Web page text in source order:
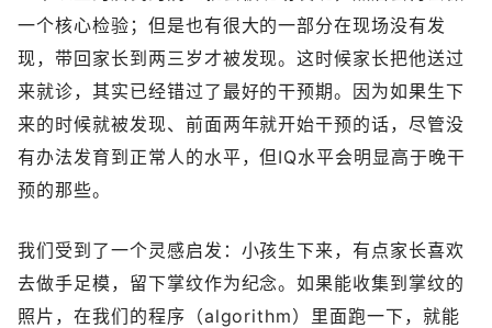
一个核心检验；但是也有很大的一部分在现场没有发
现，带回家长到两三岁才被发现。这时候家长把他送过
来就诊，其实已经错过了最好的干预期。因为如果生下
来的时候就被发现、前面两年就开始干预的话，尽管没
有办法发育到正常人的水平，但IQ水平会明显高于晚干
预的那些。
我们受到了一个灵感启发：小孩生下来，有点家长喜欢
去做手足模，留下掌纹作为纪念。如果能收集到掌纹的
照片，在我们的程序（algorithm）里面跑一下，就能